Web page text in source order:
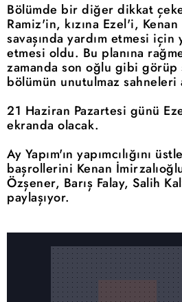
Bölümde bir diğer dikkat
Ramiz'in, kızına Ezel'i,
savaşında yardım etmesi
etmesi oldu. Bu planına
zamanda son oğlu gibi görüp
bölümün unutulmaz sahneleri
21 Haziran Pazartesi günü
ekranda olacak.
Ay Yapım'ın yapımcılığını
başrollerini Kenan
Özşener, Barış Falay, Salih
paylaşıyor.